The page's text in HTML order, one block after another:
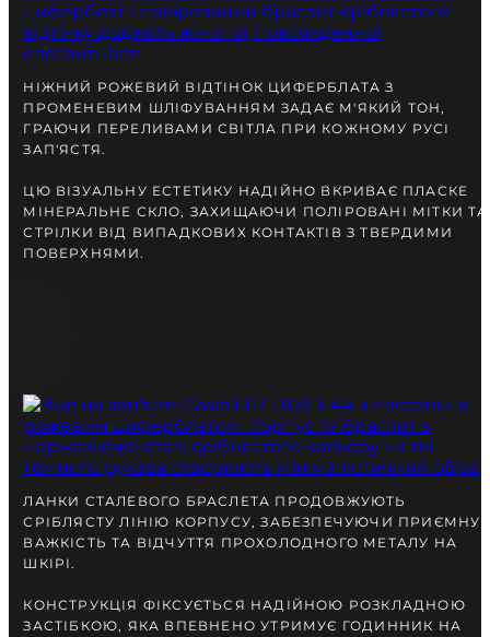
Telegram
ПОРАДЬТЕСЯ
З НАШИМ ЕКСПЕРТОМ
НІЖНИЙ РОЖЕВИЙ ВІДТІНОК ЦИФЕРБЛАТА З
ПРОМЕНЕВИМ ШЛІФУВАННЯМ ЗАДАЄ М'ЯКИЙ ТОН,
ГРАЮЧИ ПЕРЕЛИВАМИ СВІТЛА ПРИ КОЖНОМУ РУСІ
ЗАП'ЯСТЯ.
ЦЮ ВІЗУАЛЬНУ ЕСТЕТИКУ НАДІЙНО ВКРИВАЄ ПЛАСКЕ
МІНЕРАЛЬНЕ СКЛО, ЗАХИЩАЮЧИ ПОЛІРОВАНІ МІТКИ ТА
СТРІЛКИ ВІД ВИПАДКОВИХ КОНТАКТІВ З ТВЕРДИМИ
ПОВЕРХНЯМИ.
ЛАНКИ СТАЛЕВОГО БРАСЛЕТА ПРОДОВЖУЮТЬ
СРІБЛЯСТУ ЛІНІЮ КОРПУСУ, ЗАБЕЗПЕЧУЮЧИ ПРИЄМНУ
ВАЖКІСТЬ ТА ВІДЧУТТЯ ПРОХОЛОДНОГО МЕТАЛУ НА
ШКІРІ.
КОНСТРУКЦІЯ ФІКСУЄТЬСЯ НАДІЙНОЮ РОЗКЛАДНОЮ
ЗАСТІБКОЮ, ЯКА ВПЕВНЕНО УТРИМУЄ ГОДИННИК НА